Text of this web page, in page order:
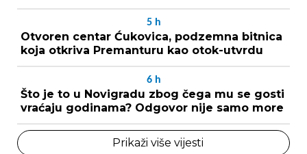
5 h
Otvoren centar Ćukovica, podzemna bitnica
koja otkriva Premanturu kao otok-utvrdu
6 h
Što je to u Novigradu zbog čega mu se gosti
vraćaju godinama? Odgovor nije samo more
Prikaži više vijesti